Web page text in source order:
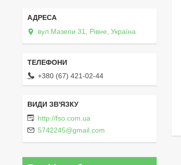
вул.Мазепи 31, Рівне, Україна
+380 (67) 421-02-44
http://fso.com.ua
5742245@gmail.com